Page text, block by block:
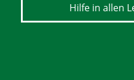
Hilfe in allen